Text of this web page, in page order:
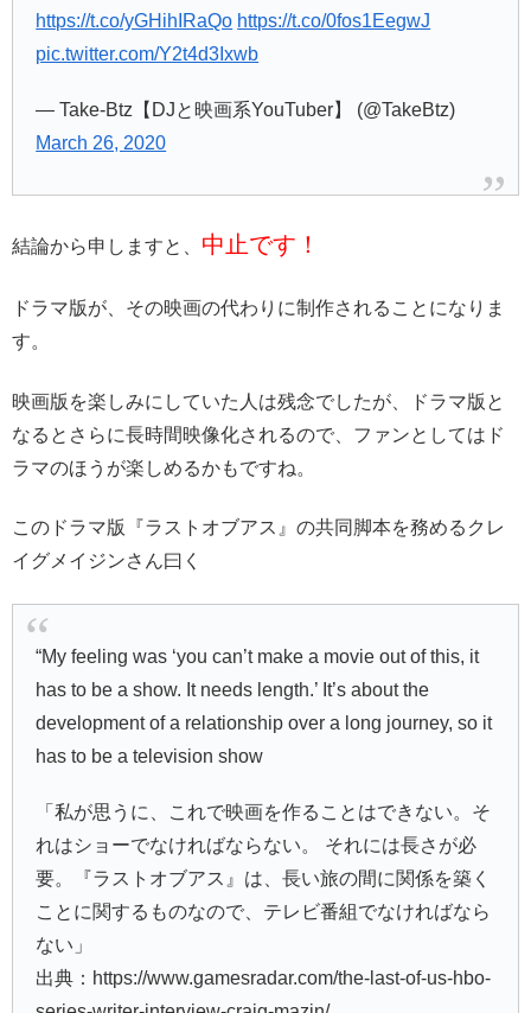
https://t.co/yGHihIRaQo https://t.co/0fos1EegwJ
pic.twitter.com/Y2t4d3Ixwb
— Take-Btz【DJと映画系YouTuber】 (@TakeBtz)
March 26, 2020
結論から申しますと、 中止です！
ドラマ版が、その映画の代わりに制作されることになりま
す。
映画版を楽しみにしていた人は残念でしたが、ドラマ版と
なるとさらに長時間映像化されるので、ファンとしてはド
ラマのほうが楽しめるかもですね。
このドラマ版『ラストオブアス』の共同脚本を務めるクレ
イグメイジンさん曰く
“My feeling was ‘you can’t make a movie out of this, it
has to be a show. It needs length.’ It’s about the
development of a relationship over a long journey, so it
has to be a television show
「私が思うに、これで映画を作ることはできない。そ
れはショーでなければならない。 それには長さが必
要。『ラストオブアス』は、長い旅の間に関係を築く
ことに関するものなので、テレビ番組でなければなら
ない」
出典：https://www.gamesradar.com/the-last-of-us-hbo-